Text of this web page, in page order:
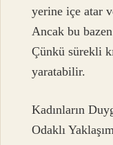
yerine içe atar
Ancak bu
Çünkü sürekli
yaratabilir.
Kadınların
Odaklı